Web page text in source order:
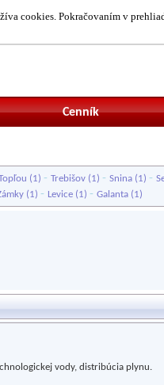
cookies. Pokračovaním v
Cenník
(1) - Trebišov (1) - Snina (1) -
(1) - Levice (1) - Galanta (1)
vody, distribúcia plynu.